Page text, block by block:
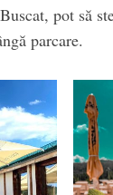
pot să
parcare.